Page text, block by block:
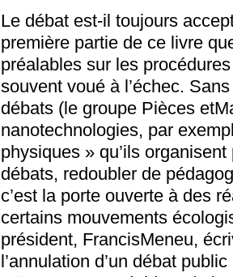
Le débat est-il toujours
première partie de ce livre
préalables sur les
souvent voué à l’échec.
débats (le groupe Pièces
nanotechnologies, par
physiques » qu’ils
débats, redoubler de
c’est la porte ouverte à des
certains mouvements
président, FrancisMeneu,
l’annulation d’un débat